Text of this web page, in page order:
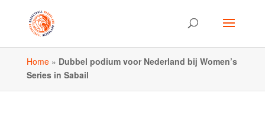
Home» Dubbel podium voor Nederland bij Women’s
Series in Sabail